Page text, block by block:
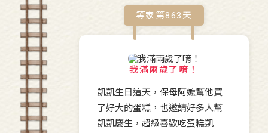
等家第863 天
我滿兩歲了唷！
凱凱生日這天，保母阿嬤幫他買
了好大的蛋糕，也邀請好多人幫
凱凱慶生，超級喜歡吃蛋糕凱